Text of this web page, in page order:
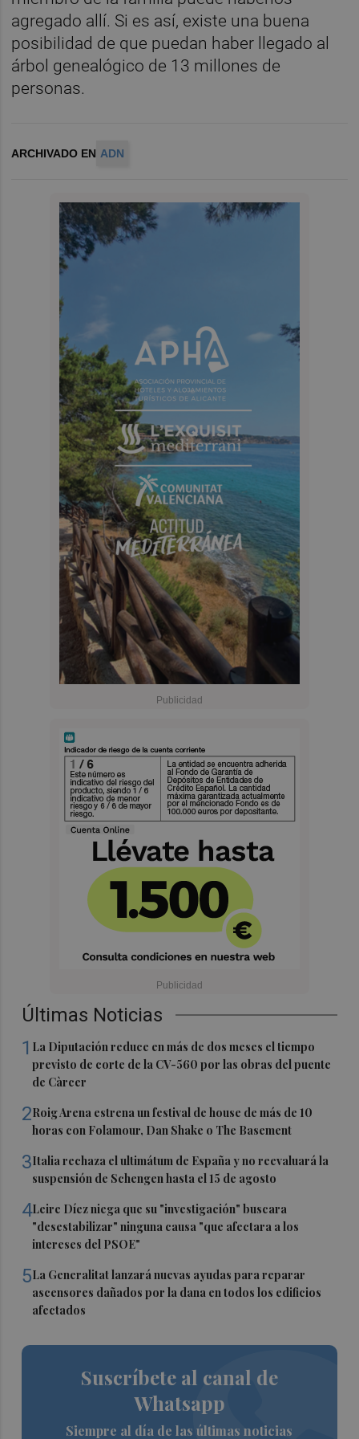
Últimas Noticias
1 La Diputación reduce en más de dos meses el tiempo
previsto de corte de la CV-560 por las obras del puente
de Càrcer
2Roig Arena estrena un festival de house de más de 10
horas con Folamour, Dan Shake o The Basement
3Italia rechaza el ultimátum de España y no reevaluará la
suspensión de Schengen hasta el 15 de agosto
4Leire Díez niega que su "investigación" buscara
"desestabilizar" ninguna causa "que afectara a los
intereses del PSOE"
5La Generalitat lanzará nuevas ayudas para reparar
ascensores dañados por la dana en todos los edificios
afectados
Suscríbete al canal de
Whatsapp
Siempre al día de las últimas noticias
agregado allí. Si es así, existe una buena
posibilidad de que puedan haber llegado al
árbol genealógico de 13 millones de
personas.
ARCHIVADO EN ADN